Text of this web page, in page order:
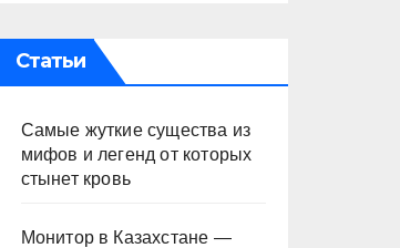
Статьи
Самые жуткие существа из
мифов и легенд от которых
стынет кровь
Монитор в Казахстане —